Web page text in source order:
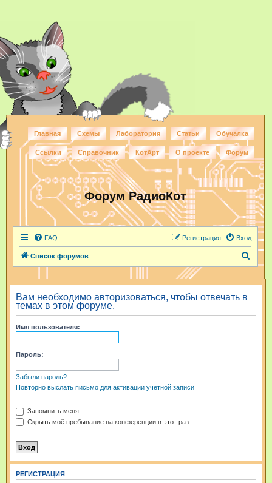
Главная Схемы Лаборатория Статьи Обучалка
Ссылки Справочник КотАрт О проекте Форум
Форум РадиоКот
FAQ Вход
Регистрация
Список форумов
и
к
Вам необходимо авторизоваться, чтобы отвечать в
темах в этом форуме.
Имя пользователя:
Пароль:
Забыли пароль?
Повторно выслать письмо для активации учётной записи
Запомнить меня
Скрыть моё пребывание на конференции в этот раз
РЕГИСТРАЦИЯ